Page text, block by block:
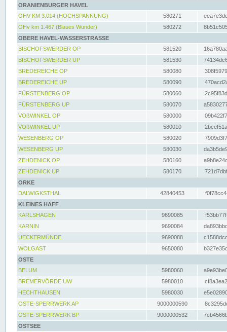
ORANIENBURGER HAVEL
OHV KM 3.014 (HOCHSPANNUNG)
580271
OHv km 1.467 (Blaues Wunder)
580272
OBERE HAVEL-WASSERSTRASSE
BISCHOFSWERDER OP
581520
BISCHOFSWERDER UP
581530
BREDEREICHE OP
580080
BREDEREICHE UP
580090
FÜRSTENBERG OP
580060
FÜRSTENBERG UP
580070
VOßWINKEL OP
580000
VOßWINKEL UP
580010
WESENBERG OP
580020
WESENBERG UP
580030
ZEHDENICK OP
580160
ZEHDENICK UP
580170
ORKE
DALWIGKSTHAL
42840453
KLEINES HAFF
KARLSHAGEN
9690085
KARNIN
9690084
UECKERMÜNDE
9690088
WOLGAST
9650080
OSTE
BELUM
5980060
BREMERVÖRDE UW
5980010
HECHTHAUSEN
5980030
OSTE-SPERRWERK AP
9000000590
OSTE-SPERRWERK BP
9000000532
OSTSEE